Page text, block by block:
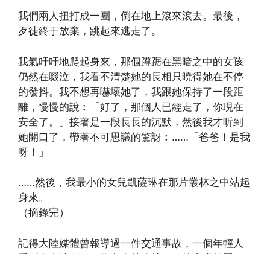
我們兩人扭打成一團，倒在地上滾來滾去。最後，
歹徒終于放棄，跳起來逃走了。
我氣吁吁地爬起身來，那個蹲踞在黑暗之中的女孩
仍然在啜泣，我看不清楚她的長相只曉得她在不停
的發抖。我不想再嚇壞她了，我跟她保持了一段距
離，慢慢的說︰「好了，那個人已經走了，你現在
安全了。」接著是一段長長的沉默，然後我才听到
她開口了，帶著不可思議的驚訝︰……「爸爸！是我
呀！」
……然後，我最小的女兒凱薩琳在那片叢林之中站起
身來。
（摘錄完）
記得大陸媒體曾報導過一件交通事故，一個年輕人